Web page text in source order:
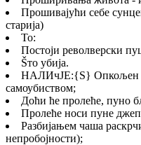
Прошивајући себе
старија)
То:
Постоји револверски
Šто убија.
НАЛИчЈЕ:{S} Опкољен
самоубиством;
Доћи ће пролеће, пуно
Пролеће носи пуне
Разбијањем чаша
непробојности);